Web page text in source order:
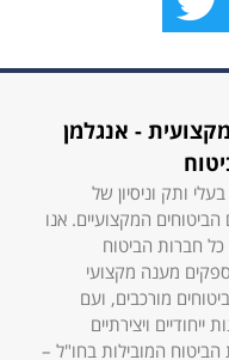
- אנגלמן
ותק וניסיון של
המקצועיים. אנו
חברות הביטוח
מענה מקצועי
מורכבים, ועם
ויצירתיים
המובילות בחו"ל –